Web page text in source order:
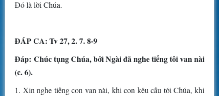
Ðó là lời Chúa.
ÐÁP CA: Tv 27, 2. 7. 8-9
Ðáp: Chúc tụng Chúa, bởi Ngài đã nghe tiếng tôi van nài
(c. 6).
1. Xin nghe tiếng con van nài, khi con kêu cầu tới Chúa, khi